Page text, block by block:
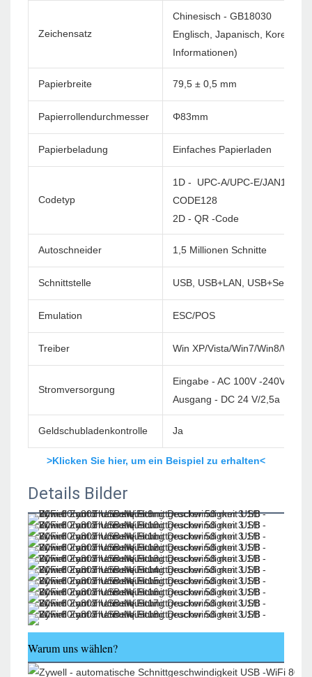
Zeichensatz
Chinesisch - GB18030
Englisch, Japanisch, Korea
Informationen)
Papierbreite 79,5 ± 0,5 mm
Papierrollendurchmesser Φ83mm
Papierbeladung Einfaches Papierladen
Codetyp
1D - UPC-A/UPC-E/
CODE128
2D - QR -Code
Autoschneider 1,5 Millionen Schnitte
Schnittstelle USB, USB+LAN,
Emulation ESC/POS
Treiber Win XP/Vista/Win7/Win8/
Stromversorgung
Eingabe - AC 100V -240V/60
Ausgang - DC 24 V/2,5a
Geldschubladenkontrolle Ja
>Klicken Sie hier, um ein Beispiel zu erhalten<
Details Bilder
Warum uns wählen?